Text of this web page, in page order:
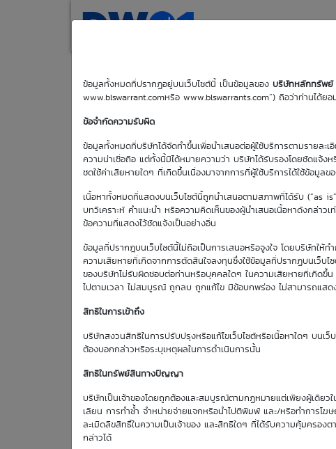
ข้อมูลทั้งหมดที่ปรากฏอยู่บนเว็บไซต์นี้ เป็นข้อมูลของ บริษัทหลักทรัพย์
www.blswarrant.comหรือ www.blswarrants.com”) ถือว่าท่านได้ย
ข้อจำกัดความรับผิด
ข้อมูลทั้งหมดที่บริษัทได้จัดทำขึ้นเพื่อนำเสนอต่อผู้ใช้บริการตามรายล
ความน่าเชื่อถือ แต่ทั้งนี้มิได้หมายความว่า บริษัทได้รับรองโดยชัดแจ้
ชดใช้ค่าเสียหายใดๆ ที่เกิดขึ้นเนื่องมาจากการที่ผู้ใช้บริการได้ใช้ข้อมูลข
เนื้อหาทั้งหมดที่แสดงบนเว็บไซต์นี้ถูกนำเสนอตามสภาพที่ได้รับ (“as
บทวิเคราะห์ คำแนะนำ หรือความคิดเห็นของผู้นำเสนอเนื้อหาดังกล่า
ข้อความที่แสดงไว้ชัดแจ้งเป็นอย่างอื่น
ข้อมูลที่ปรากฎบนเว็บไซต์นี้ไม่ถือเป็นการเสนอหรือจูงใจ โดยบริษัทใ
ความเสียหายที่เกิดจากการตัดสินใจลงทุนซึ่งใช้ข้อมูลที่ปรากฏบนเว็บ
ของบริษัทไม่รับผิดชอบต่อท่านหรือบุคคลใดๆ ในความเสียหายที่เกิดขึ้
ไปตามเวลา ไม่สมบูรณ์ ถูกลบ ถูกแก้ไข มีข้อบกพร่อง ไม่สามารถแส
สิทธิในการเข้าถึง
บริษัทสงวนสิทธิในการปรับปรุงหรือแก้ไขเว็บไซต์หรือเนื้อหาใดๆ บนเ
ต้องบอกกล่าวหรือระบุเหตุผลในการดำเนินการนั้น
สิทธิในทรัพย์สินทางปัญญา
บริษัทเป็นเจ้าของโดยถูกต้องและสมบูรณ์ตามกฏหมายแต่เพียงผู้เดียว
เลียน การทำซ้ำ จำหน่ายจ่ายแจกหรือนำไปตีพิมพ์ และ/หรือทำการโ
ละเมิดลิขสิทธิ์ในความเป็นเจ้าของ และสิทธิใดๆ ที่ได้รับความคุ้มคร
กล่าวได้
Home(current)
Search My
DW Symbol
Effective
Gearing
DW Symbol
Effective
Gearing
SAWAD01C2609B 9.16
C2611A
SAWAD01C2609A 6.68
SAWAD01
SAWAD01C2704T 3.11
SAWAD01P2608A
SAWAD01P2611A -4.23